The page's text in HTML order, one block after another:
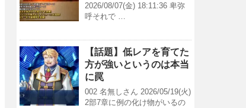
2026/08/07(金) 18:11:36 卑弥
呼それで …
【話題】低レアを育てた
方が強いというのは本当
に罠
002 名無しさん 2026/05/19(火)
2部7章に例の化け物がいるの